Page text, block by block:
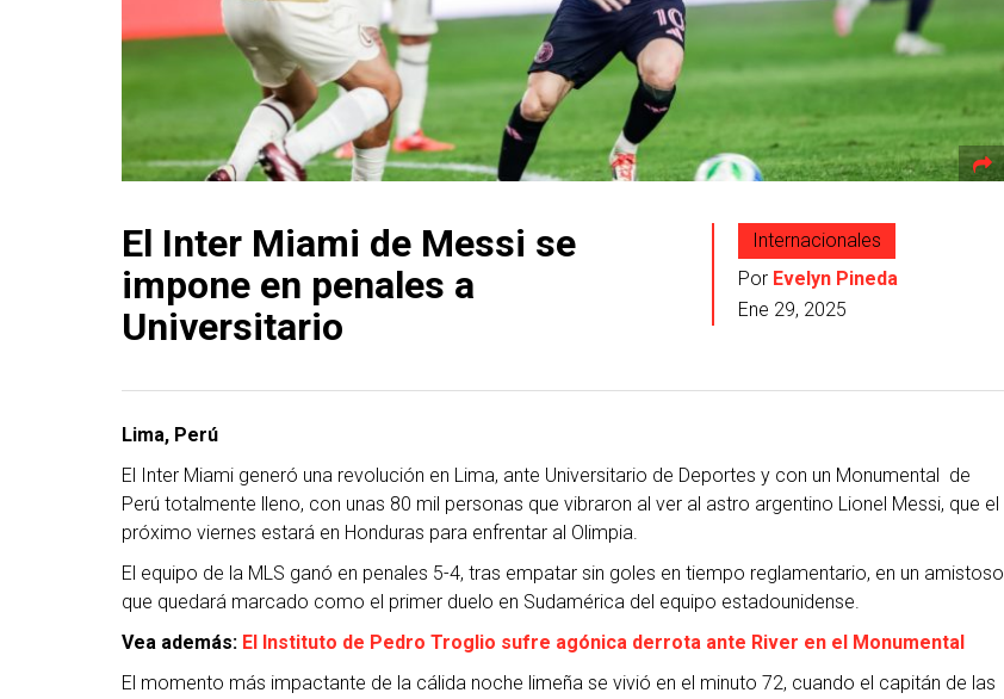
El Inter Miami de Messi se
impone en penales a
Universitario
Internacionales
Por Evelyn Pineda
Ene 29, 2025
Lima, Perú
El Inter Miami generó una revolución en Lima, ante Universitario de Deportes y con un Monumental de
Perú totalmente lleno, con unas 80 mil personas que vibraron al ver al astro argentino Lionel Messi, que el
próximo viernes estará en Honduras para enfrentar al Olimpia.
El equipo de la MLS ganó en penales 5-4, tras empatar sin goles en tiempo reglamentario, en un amistoso
que quedará marcado como el primer duelo en Sudamérica del equipo estadounidense.
Vea además: El Instituto de Pedro Troglio sufre agónica derrota ante River en el Monumental
El momento más impactante de la cálida noche limeña se vivió en el minuto 72, cuando el capitán de las